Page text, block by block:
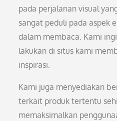
pada perjalanan visual
sangat peduli pada aspek
dalam membaca. Kami
lakukan di situs kami
inspirasi.
Kami juga menyediakan
terkait produk tertentu
memaksimalkan